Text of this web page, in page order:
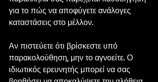
για το πώς να αποφύγετε ανάλογες
καταστάσεις στο μέλλον.
Αν πιστεύετε ότι βρίσκεστε υπό
παρακολούθηση, μην το αγνοείτε. Ο
ιδιωτικός ερευνητής μπορεί να σας